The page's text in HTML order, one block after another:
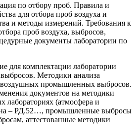
по отбору проб. Правила и
для отбора проб воздуха и
и методы измерений. Требования к
проб воздуха, выбросов,
документы лаборатории по
для комплектации лаборатории
Методики анализа
воздушных промышленных выбросов.
документов на методики
лабораториях (атмосфера и
– РД.52…, промышленные выбросы
аттестованные методики